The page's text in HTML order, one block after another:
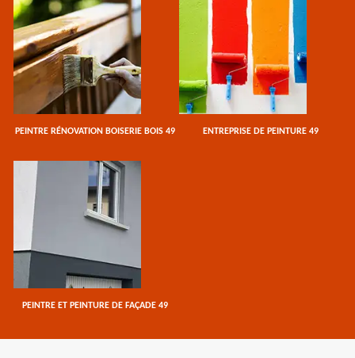
PEINTRE RÉNOVATION BOISERIE BOIS 49 ENTREPRISE DE PEINTURE 49
PEINTRE ET PEINTURE DE FAÇADE 49